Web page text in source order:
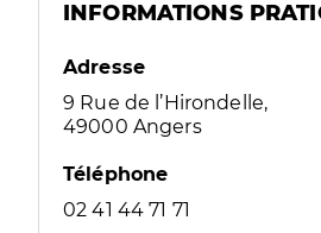
INFORMATIONS
Adresse
9 Rue de l’Hirondelle,
49000 Angers
Téléphone
02 41 44 71 71